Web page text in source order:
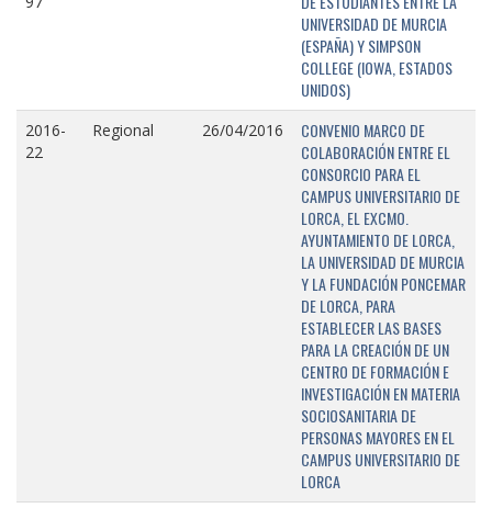
UNIVERSIDAD DE MURCIA
(ESPAÑA) Y SIMPSON
COLLEGE (IOWA, ESTADOS
UNIDOS)
2016-
22
Regional 26/04/2016
CONVENIO MARCO DE
COLABORACIÓN ENTRE EL
CONSORCIO PARA EL
CAMPUS UNIVERSITARIO DE
LORCA, EL EXCMO.
AYUNTAMIENTO DE LORCA,
LA UNIVERSIDAD DE MURCIA
Y LA FUNDACIÓN PONCEMAR
DE LORCA, PARA
ESTABLECER LAS BASES
PARA LA CREACIÓN DE UN
CENTRO DE FORMACIÓN E
INVESTIGACIÓN EN MATERIA
SOCIOSANITARIA DE
PERSONAS MAYORES EN EL
CAMPUS UNIVERSITARIO DE
LORCA